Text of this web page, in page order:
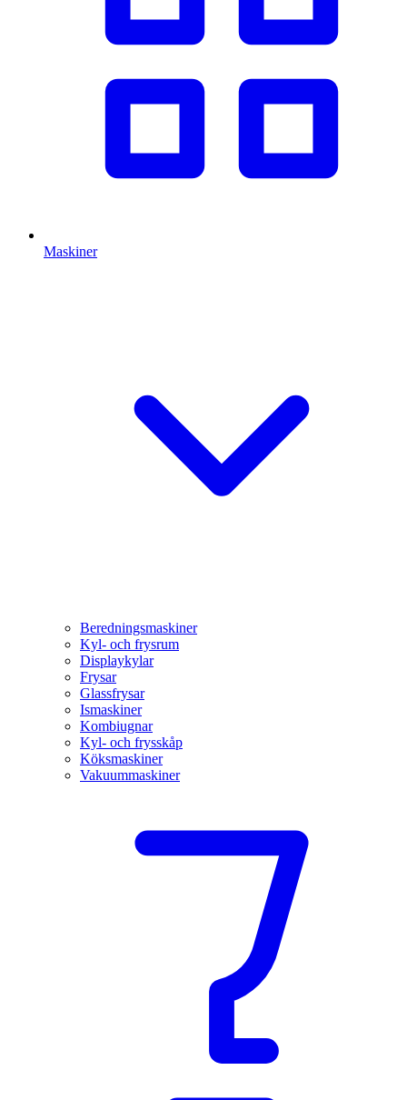
Maskiner
Beredningsmaskiner
Kyl- och frysrum
Displaykylar
Frysar
Glassfrysar
Ismaskiner
Kombiugnar
Kyl- och frysskåp
Köksmaskiner
Vakuummaskiner